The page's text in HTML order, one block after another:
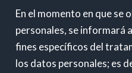
En el momento en que se
personales, se informará
fines específicos del
los datos personales; es